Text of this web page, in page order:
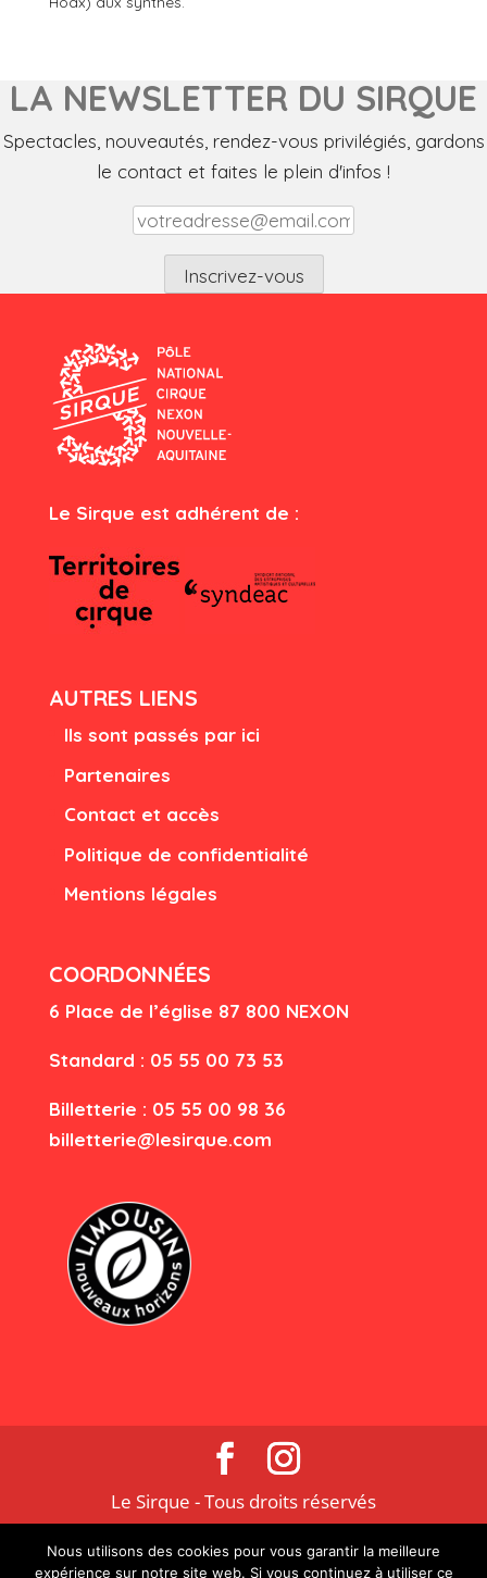
LA NEWSLETTER DU SIRQUE
Spectacles, nouveautés, rendez-vous privilégiés, gardons
le contact et faites le plein d'infos !
Le Sirque est adhérent de :
AUTRES LIENS
Ils sont passés par ici
Partenaires
Contact et accès
Politique de confidentialité
Mentions légales
COORDONNÉES
6 Place de l’église 87 800 NEXON
Standard : 05 55 00 73 53
Billetterie : 05 55 00 98 36
billetterie@lesirque.com
Le Sirque - Tous droits réservés
Nous utilisons des cookies pour vous garantir la meilleure
expérience sur notre site web. Si vous continuez à utiliser ce